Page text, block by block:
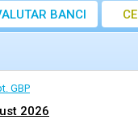
BANCI
GBP
2026